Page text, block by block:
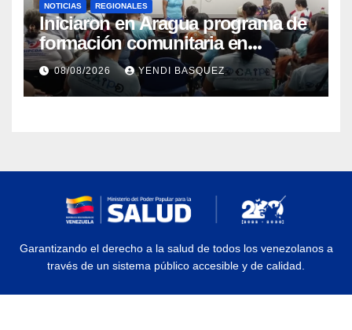
NOTICIAS REGIONALES
Iniciaron en Aragua programa de
formación comunitaria en
atención a personas con
discapacidad
08/08/2026 YENDI BASQUEZ
Garantizando el derecho a la salud de todos los venezolanos a
través de un sistema público accesible y de calidad.